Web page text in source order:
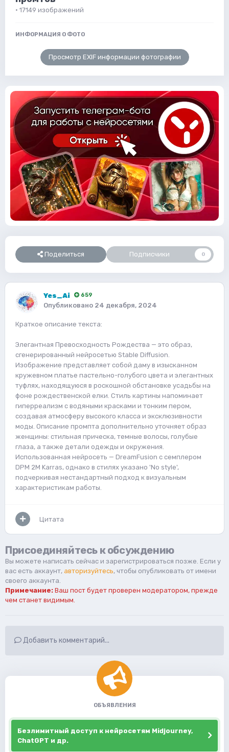
· 17149 изображений
ИНФОРМАЦИЯ О ФОТО
Просмотр EXIF информации фотографии
Поделиться Подписчики 0
Yes_Ai 659
Опубликовано 24 декабря, 2024
Краткое описание текста:
Элегантная Превосходность Рождества — это образ,
сгенерированный нейросетью Stable Diffusion.
Изображение представляет собой даму в изысканном
кружевном платье пастельно-голубого цвета и элегантных
туфлях, находящуюся в роскошной обстановке усадьбы на
фоне рождественской елки. Стиль картины напоминает
гиперреализм с водяными красками и тонким пером,
создавая атмосферу высокого класса и эксклюзивности
моды. Описание промпта дополнительно уточняет образ
женщины: стильная прическа, темные волосы, голубые
глаза, а также детали одежды и окружения.
Использованная нейросеть — DreamFusion с семплером
DPM 2M Karras, однако в стилях указано 'No style',
подчеркивая нестандартный подход к визуальным
характеристикам работы.
Цитата
Присоединяйтесь к обсуждению
Вы можете написать сейчас и зарегистрироваться позже. Если у
вас есть аккаунт, авторизуйтесь, чтобы опубликовать от имени
своего аккаунта.
Примечание: Ваш пост будет проверен модератором, прежде
чем станет видимым.
Добавить комментарий...
ОБЪЯВЛЕНИЯ
Безлимитный доступ к нейросетям Midjourney,
ChatGPT и др.